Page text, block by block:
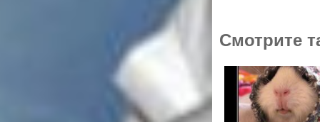
Смотрите